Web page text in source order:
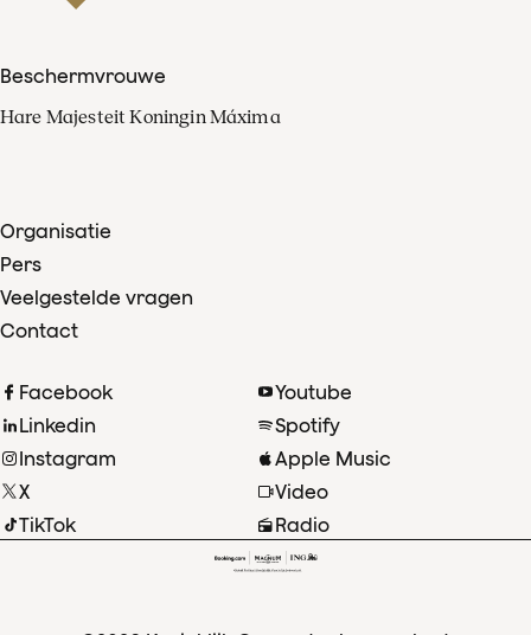
Beschermvrouwe
Hare Majesteit Koningin Máxima
Organisatie
Pers
Veelgestelde vragen
Contact
Facebook
Linkedin
Instagram
X
TikTok
Youtube
Spotify
Apple Music
Video
Radio